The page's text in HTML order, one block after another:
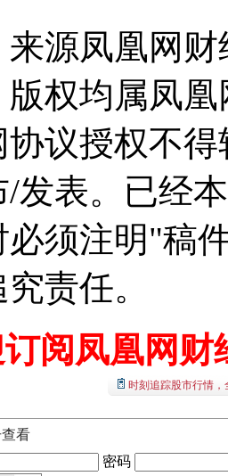
来源凤凰网
权均属凤
协议授权不
发表。已经
须注明"稿
责任。
阅凤凰网财
时刻追踪股市行情
看
密码